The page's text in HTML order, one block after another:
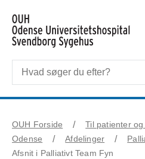
OUH Forside
Til patienter
Odense
Afdelinger
Afsnit i Palliativt Team Fyn